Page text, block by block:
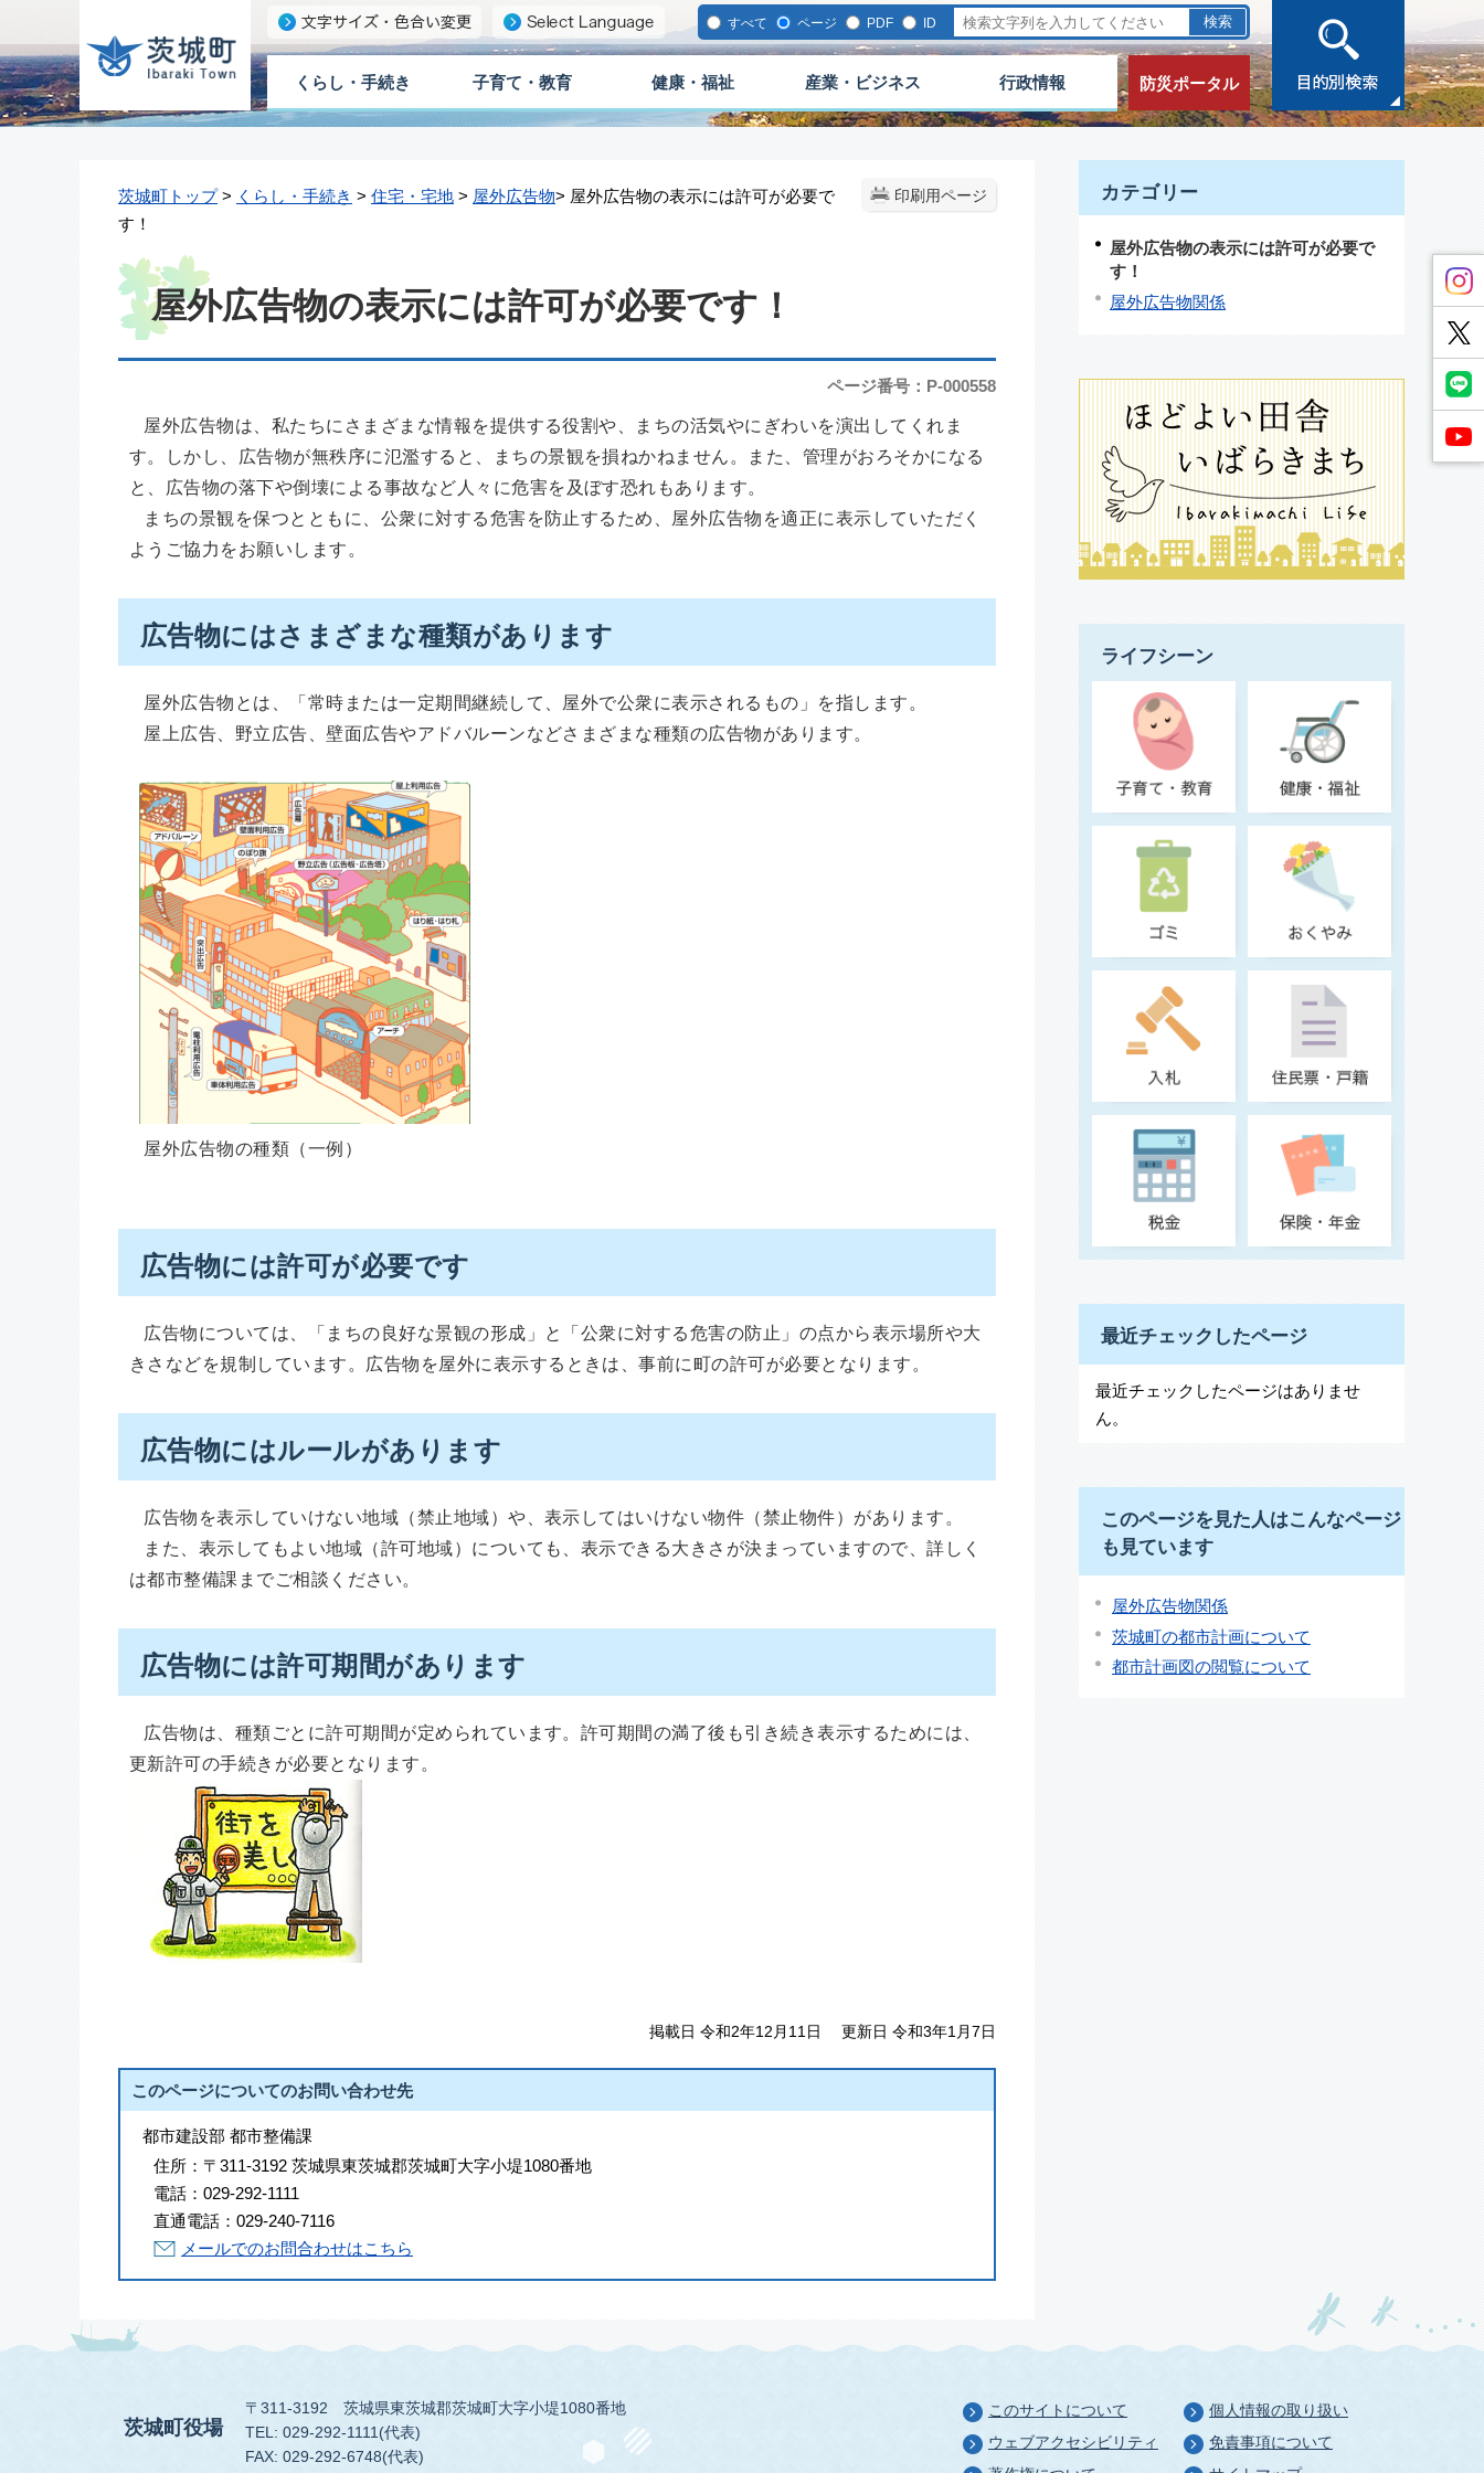
すべて ページ PDF ID
くらし・手続き 子育て・教育 健康・福祉 産業・ビジネス 行政情報 防災ポータル
印刷用ページ
茨城町トップ> くらし・手続き > 住宅・宅地 > 屋外広告物> 屋外広告物の表示には許可が必要で
す！
屋外広告物の表示には許可が必要です！
ページ番号：P-000558
屋外広告物は、私たちにさまざまな情報を提供する役割や、まちの活気やにぎわいを演出してくれま
す。しかし、広告物が無秩序に氾濫すると、まちの景観を損ねかねません。また、管理がおろそかになる
と、広告物の落下や倒壊による事故など人々に危害を及ぼす恐れもあります。
まちの景観を保つとともに、公衆に対する危害を防止するため、屋外広告物を適正に表示していただく
ようご協力をお願いします。
広告物にはさまざまな種類があります
屋外広告物とは、「常時または一定期間継続して、屋外で公衆に表示されるもの」を指します。
屋上広告、野立広告、壁面広告やアドバルーンなどさまざまな種類の広告物があります。
屋外広告物の種類（一例）
広告物には許可が必要です
広告物については、「まちの良好な景観の形成」と「公衆に対する危害の防止」の点から表示場所や大
きさなどを規制しています。広告物を屋外に表示するときは、事前に町の許可が必要となります。
広告物にはルールがあります
広告物を表示していけない地域（禁止地域）や、表示してはいけない物件（禁止物件）があります。
また、表示してもよい地域（許可地域）についても、表示できる大きさが決まっていますので、詳しく
は都市整備課までご相談ください。
広告物には許可期間があります
広告物は、種類ごとに許可期間が定められています。許可期間の満了後も引き続き表示するためには、
更新許可の手続きが必要となります。
掲載日 令和2年12月11日 更新日 令和3年1月7日
このページについてのお問い合わせ先
都市建設部 都市整備課
住所： 〒311-3192 茨城県東茨城郡茨城町大字小堤1080番地
電話： 029-292-1111
直通電話： 029-240-7116
メールでのお問合わせはこちら
カテゴリー
屋外広告物の表示には許可が必要で
す！
屋外広告物関係
ライフシーン
最近チェックしたページ
最近チェックしたページはありませ
ん。
このページを見た人はこんなページ
も見ています
屋外広告物関係
茨城町の都市計画について
都市計画図の閲覧について
茨城町役場
〒311-3192
茨城県東茨城郡茨城町大字小堤1080番地
TEL: 029-292-1111(代表)
FAX: 029-292-6748(代表)
このサイトについて
個人情報の取り扱い
ウェブアクセシビリティ
免責事項について